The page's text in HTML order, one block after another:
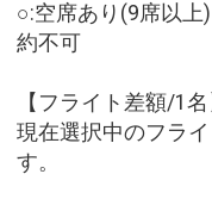
○:空席あり(9席以
約不可
【フライト差額/1名
現在選択中のフラ
す。